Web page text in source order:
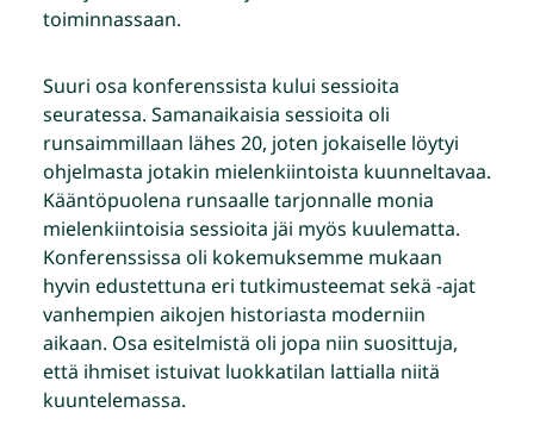
toiminnassaan.
Suuri osa konferenssista kului sessioita
seuratessa. Samanaikaisia sessioita oli
runsaimmillaan lähes 20, joten jokaiselle löytyi
ohjelmasta jotakin mielenkiintoista kuunneltavaa.
Kääntöpuolena runsaalle tarjonnalle monia
mielenkiintoisia sessioita jäi myös kuulematta.
Konferenssissa oli kokemuksemme mukaan
hyvin edustettuna eri tutkimusteemat sekä -ajat
vanhempien aikojen historiasta moderniin
aikaan. Osa esitelmistä oli jopa niin suosittuja,
että ihmiset istuivat luokkatilan lattialla niitä
kuuntelemassa.